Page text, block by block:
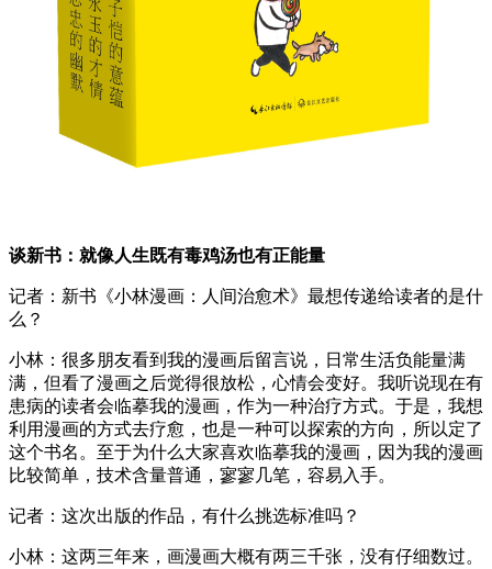
谈新书：就像人生既有毒鸡汤也有正能量
记者：新书《小林漫画：人间治愈术》最想传递给读者的是什
么？
小林：很多朋友看到我的漫画后留言说，日常生活负能量满
满，但看了漫画之后觉得很放松，心情会变好。我听说现在有
患病的读者会临摹我的漫画，作为一种治疗方式。于是，我想
利用漫画的方式去疗愈，也是一种可以探索的方向，所以定了
这个书名。至于为什么大家喜欢临摹我的漫画，因为我的漫画
比较简单，技术含量普通，寥寥几笔，容易入手。
记者：这次出版的作品，有什么挑选标准吗？
小林：这两三年来，画漫画大概有两三千张，没有仔细数过。